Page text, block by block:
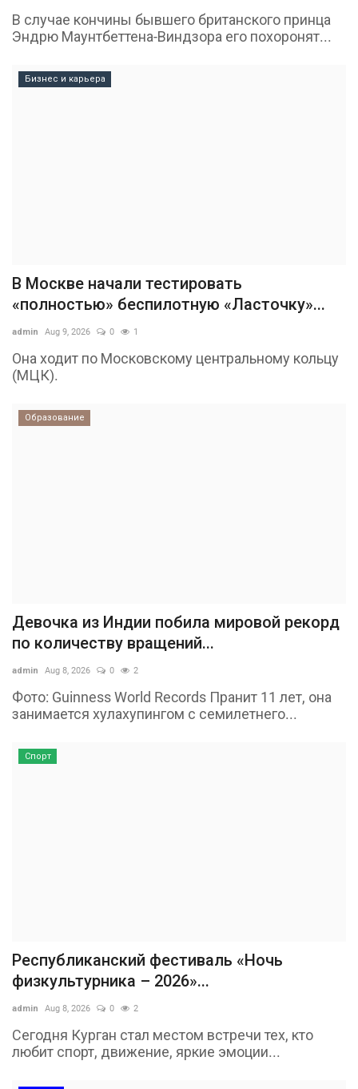
В случае кончины бывшего британского принца
Эндрю Маунтбеттена-Виндзора его похоронят...
Бизнес и карьера
В Москве начали тестировать
«полностью» беспилотную «Ласточку»...
admin Aug 9, 2026 0 1
Она ходит по Московскому центральному кольцу
(МЦК).
Образование
Девочка из Индии побила мировой рекорд
по количеству вращений...
admin Aug 8, 2026 0 2
Фото: Guinness World Records Пранит 11 лет, она
занимается хулахупингом с семилетнего...
Спорт
Республиканский фестиваль «Ночь
физкультурника – 2026»...
admin Aug 8, 2026 0 2
Сегодня Курган стал местом встречи тех, кто
любит спорт, движение, яркие эмоции...